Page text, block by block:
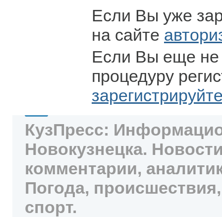
Если Вы уже
на сайте
Если Вы еще не
процедуру
КузПресс:
Новокузнецка.
комментарии,
Погода,
спорт.